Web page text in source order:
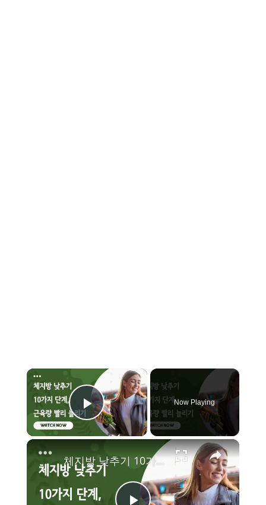
×
Play Video
Now Playing
×
체지방 낮추기 10가지 단계, 근육량 빨리 늘리기